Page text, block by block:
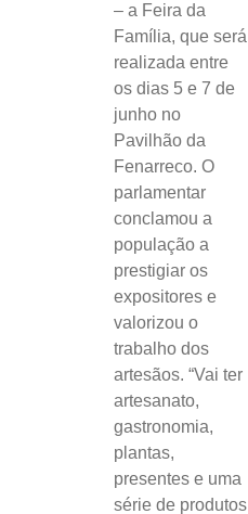
– a Feira da
Família, que será
realizada entre
os dias 5 e 7 de
junho no
Pavilhão da
Fenarreco. O
parlamentar
conclamou a
população a
prestigiar os
expositores e
valorizou o
trabalho dos
artesãos. “Vai ter
artesanato,
gastronomia,
plantas,
presentes e uma
série de produtos